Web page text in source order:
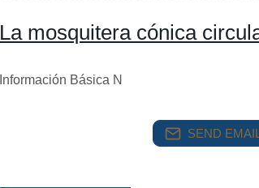
La mosquitera cónica
Información Básica N
SEND